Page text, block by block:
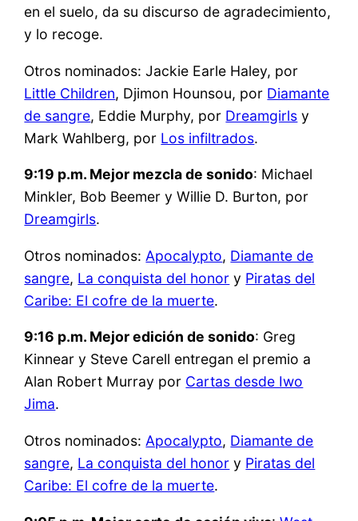
en el suelo, da su discurso de agradecimiento,
y lo recoge.
Otros nominados: Jackie Earle Haley, por
Little Children, Djimon Hounsou, por Diamante
de sangre, Eddie Murphy, por Dreamgirls y
Mark Wahlberg, por Los infiltrados.
9:19 p.m. Mejor mezcla de sonido: Michael
Minkler, Bob Beemer y Willie D. Burton, por
Dreamgirls.
Otros nominados: Apocalypto, Diamante de
sangre, La conquista del honor y Piratas del
Caribe: El cofre de la muerte.
9:16 p.m. Mejor edición de sonido: Greg
Kinnear y Steve Carell entregan el premio a
Alan Robert Murray por Cartas desde Iwo
Jima.
Otros nominados: Apocalypto, Diamante de
sangre, La conquista del honor y Piratas del
Caribe: El cofre de la muerte.